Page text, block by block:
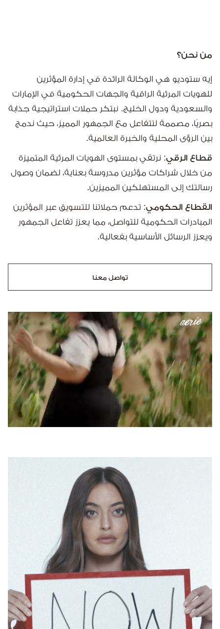
من نحن؟
إيه ستوديو هي الوكالة الرائدة في إدارة المؤثرين
للهويات المرئية الراقية والجهات الحكومية في الإمارات
والسعودية ودول الخليج. نبتكر حملات استراتيجية جذابة
بصريًا، مصممة لتتفاعل مع الجمهور المميز، حيث ندمج
بين الرؤى المحلية والخبرة العالمية.
قطاع الرقي: نرتقي بمستوى الهويات المرئية المتميزة
من خلال شراكات مؤثرين مدروسة بعناية، لضمان وصول
رسالتك إلى المستهلكين المميزين.
القطاع الحكومي: تدعم حملاتنا للتسويق عبر المؤثرين
المبادرات الحكومية للتواصل، مما يعزز تفاعل الجمهور
ويعزز الرسائل الأساسية بفعالية.
تواصل معنا